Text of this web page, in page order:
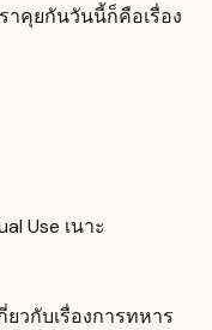
าคุยกันวันนี้ก็คือเรื่อง
Use เนาะ
วกับเรื่องการทหาร